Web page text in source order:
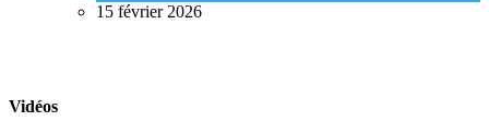
15 février 2026
Vidéos